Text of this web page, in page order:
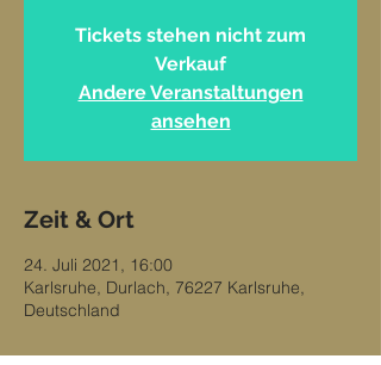
Tickets stehen nicht zum
Verkauf
Andere Veranstaltungen
ansehen
Zeit & Ort
24. Juli 2021, 16:00
Karlsruhe, Durlach, 76227 Karlsruhe,
Deutschland